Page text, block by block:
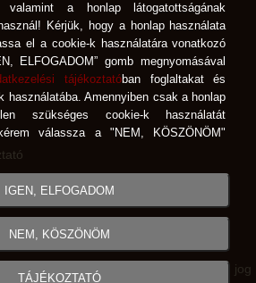
Hódmezővásárhely 2007-2026 Minden jog
valamint a honlap látogatottságának
Kérjük, hogy a honlap használata
el a cookie-k használatára vonatkozó
ELFOGADOM” gomb megnyomásával
tájékoztatóban foglaltakat és
használatába. Amennyiben csak a honlap
szükséges cookie-k használatát
válassza a "NEM, KÖSZÖNÖM"
IGEN, ELFOGADOM
NEM, KÖSZÖNÖM
TÁJÉKOZTATÓ